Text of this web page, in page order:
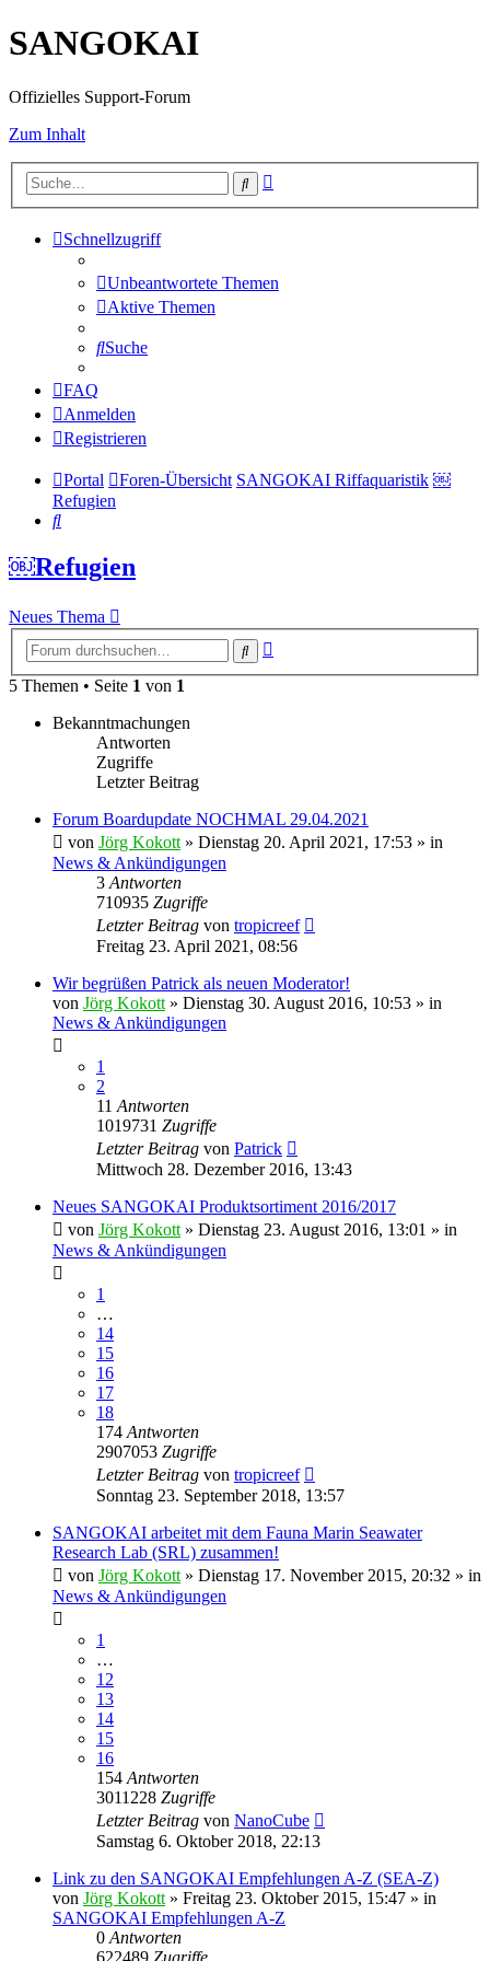
SANGOKAI
Offizielles Support-Forum
Zum Inhalt
Suche
Schnellzugriff
Unbeantwortete Themen
Aktive Themen
Suche
FAQ
Anmelden
Registrieren
Portal Foren-Übersicht SANGOKAI Riffaquaristik ￼
Refugien
Suche
￼Refugien
Neues Thema
Suche
5 Themen • Seite 1 von 1
Bekanntmachungen
Antworten
Zugriffe
Letzter Beitrag
Forum Boardupdate NOCHMAL 29.04.2021
von Jörg Kokott » Dienstag 20. April 2021, 17:53 » in
News & Ankündigungen
3 Antworten
710935 Zugriffe
Letzter Beitrag von tropicreef
Freitag 23. April 2021, 08:56
Wir begrüßen Patrick als neuen Moderator!
von Jörg Kokott » Dienstag 30. August 2016, 10:53 » in
News & Ankündigungen
1
2
11 Antworten
1019731 Zugriffe
Letzter Beitrag von Patrick
Mittwoch 28. Dezember 2016, 13:43
Neues SANGOKAI Produktsortiment 2016/2017
von Jörg Kokott » Dienstag 23. August 2016, 13:01 » in
News & Ankündigungen
1
…
14
15
16
17
18
174 Antworten
2907053 Zugriffe
Letzter Beitrag von tropicreef
Sonntag 23. September 2018, 13:57
SANGOKAI arbeitet mit dem Fauna Marin Seawater
Research Lab (SRL) zusammen!
von Jörg Kokott » Dienstag 17. November 2015, 20:32 » in
News & Ankündigungen
1
…
12
13
14
15
16
154 Antworten
3011228 Zugriffe
Letzter Beitrag von NanoCube
Samstag 6. Oktober 2018, 22:13
Link zu den SANGOKAI Empfehlungen A-Z (SEA-Z)
von Jörg Kokott » Freitag 23. Oktober 2015, 15:47 » in
SANGOKAI Empfehlungen A-Z
0 Antworten
622489 Zugriffe